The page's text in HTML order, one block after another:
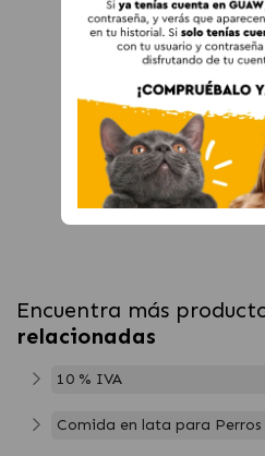
Encuentra más
relacionadas
10 % IVA
Comida en lata para Perros